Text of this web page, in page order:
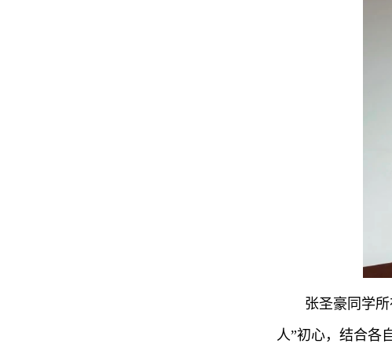
张圣豪同学
人”初心，结合各